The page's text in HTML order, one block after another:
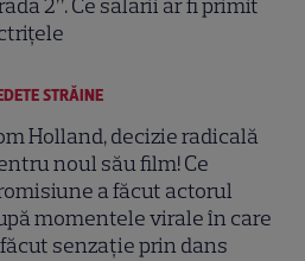
2”. Ce salarii ar fi primit
STRĂINE
Holland, decizie radicală
noul său film! Ce
a făcut actorul
momentele virale în care
senzație prin dans